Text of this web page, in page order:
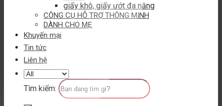
giấy khô, giấy ướt đa năng
CÔNG CỤ HỖ TRỢ THÔNG MINH
DÀNH CHO MẸ
Khuyến mại
Tin tức
Liên hệ
Tìm kiếm: